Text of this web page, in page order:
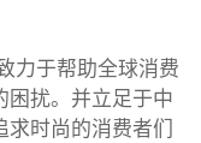
力于帮助全球消费
困扰。并立足于中
时尚的消费者们